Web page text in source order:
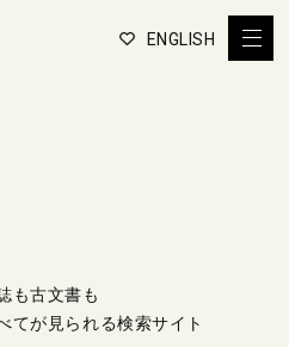
ENGLISH
も古文書も
てが見られる検索サイト